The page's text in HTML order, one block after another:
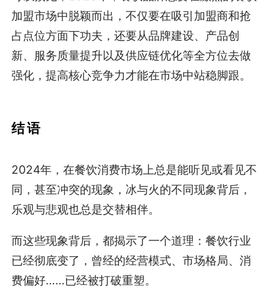
加盟市场中脱颖而出，不仅要在吸引加盟商和抢
占点位方面下功夫，还要从品牌建设、产品创
新、服务质量提升以及供应链优化等全方位去做
强化，提高核心竞争力才能在市场中站稳脚跟。
结 语
2024年，在餐饮消费市场上总是能听见或看见不
同，甚至冲突的现象，冰与火的不同现象背后，
乐观与悲观也总是交替相伴。
而这些现象背后，都揭示了一个道理：餐饮行业
已经彻底变了，曾经的经营模式、市场格局、消
费偏好……已经被打破重塑。